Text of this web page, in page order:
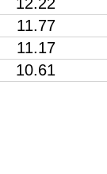
11.77
11.17
10.61